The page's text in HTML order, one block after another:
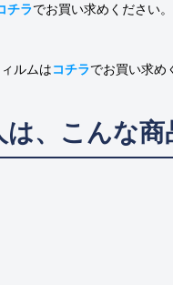
チラでお買い求めください。
ルムはコチラでお買い求め
、こんな